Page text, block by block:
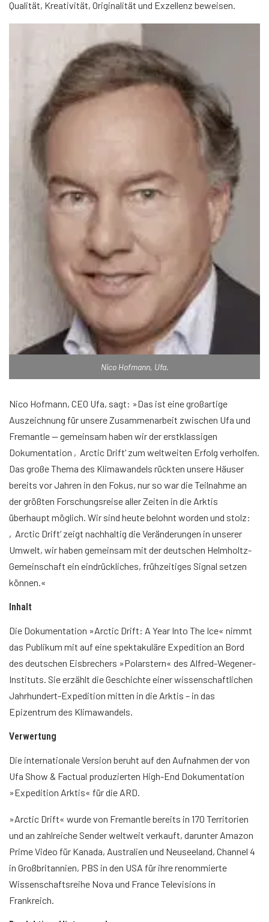
Qualität, Kreativität, Originalität und Exzellenz beweisen.
Nico Hofmann, Ufa.
Nico Hofmann, CEO Ufa, sagt: »Das ist eine großartige
Auszeichnung für unsere Zusammenarbeit zwischen Ufa und
Fremantle — gemeinsam haben wir der erstklassigen
Dokumentation ‚Arctic Drift‘ zum weltweiten Erfolg verholfen.
Das große Thema des Klimawandels rückten unsere Häuser
bereits vor Jahren in den Fokus, nur so war die Teilnahme an
der größten Forschungsreise aller Zeiten in die Arktis
überhaupt möglich. Wir sind heute belohnt worden und stolz:
‚Arctic Drift‘ zeigt nachhaltig die Veränderungen in unserer
Umwelt, wir haben gemeinsam mit der deutschen Helmholtz-
Gemeinschaft ein eindrückliches, frühzeitiges Signal setzen
können.«
Inhalt
Die Dokumentation »Arctic Drift: A Year Into The Ice« nimmt
das Publikum mit auf eine spektakuläre Expedition an Bord
des deutschen Eisbrechers »Polarstern« des Alfred-Wegener-
Instituts. Sie erzählt die Geschichte einer wissenschaftlichen
Jahrhundert-Expedition mitten in die Arktis – in das
Epizentrum des Klimawandels.
Verwertung
Die internationale Version beruht auf den Aufnahmen der von
Ufa Show & Factual produzierten High-End Dokumentation
»Expedition Arktis« für die ARD.
»Arctic Drift« wurde von Fremantle bereits in 170 Territorien
und an zahlreiche Sender weltweit verkauft, darunter Amazon
Prime Video für Kanada, Australien und Neuseeland, Channel 4
in Großbritannien, PBS in den USA für ihre renommierte
Wissenschaftsreihe Nova und France Televisions in
Frankreich.